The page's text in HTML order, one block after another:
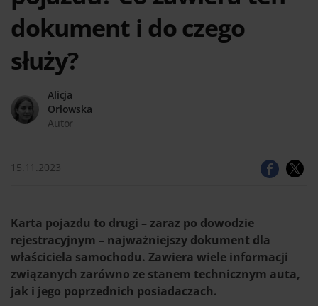
dokument i do czego
służy?
Alicja
Orłowska
Autor
15.11.2023
Karta pojazdu to drugi – zaraz po dowodzie
rejestracyjnym – najważniejszy dokument dla
właściciela samochodu. Zawiera wiele informacji
związanych zarówno ze stanem technicznym auta,
jak i jego poprzednich posiadaczach.